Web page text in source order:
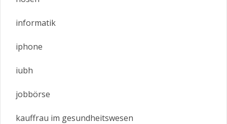
informatik
iphone
iubh
jobbörse
kauffrau im gesundheitswesen